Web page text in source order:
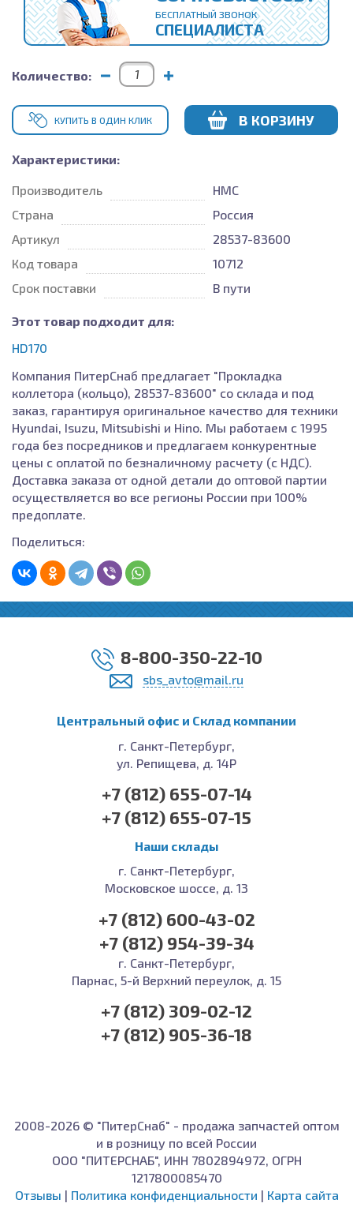
БЕСПЛАТНЫЙ ЗВОНОК
СПЕЦИАЛИСТА
Количество:
КУПИТЬ В ОДИН КЛИК В КОРЗИНУ
Характеристики:
Производитель
HMC
Страна
Россия
Артикул
28537-83600
Код товара
10712
Срок поставки
В пути
Этот товар подходит для:
HD170
Компания ПитерСнаб предлагает "Прокладка
коллетора (кольцо), 28537-83600" со склада и под
заказ, гарантируя оригинальное качество для техники
Hyundai, Isuzu, Mitsubishi и Hino. Мы работаем с 1995
года без посредников и предлагаем конкурентные
цены с оплатой по безналичному расчету (с НДС).
Доставка заказа от одной детали до оптовой партии
осуществляется во все регионы России при 100%
предоплате.
Поделиться:
8-800-350-22-10
sbs_avto@mail.ru
Центральный офис и Cклад компании
г. Санкт-Петербург,
ул. Репищева, д. 14Р
+7 (812) 655-07-14
+7 (812) 655-07-15
Наши склады
г. Санкт-Петербург,
Московское шоссе, д. 13
+7 (812) 600-43-02
+7 (812) 954-39-34
г. Санкт-Петербург,
Парнас, 5-й Верхний переулок, д. 15
+7 (812) 309-02-12
+7 (812) 905-36-18
2008-2026 © "ПитерСнаб" - продажа запчастей оптом
и в розницу по всей России
ООО "ПИТЕРСНАБ", ИНН 7802894972, ОГРН
1217800085470
Отзывы | Политика конфиденциальности | Карта сайта